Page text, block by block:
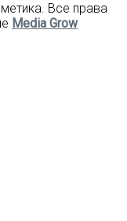
Все права
Media Grow